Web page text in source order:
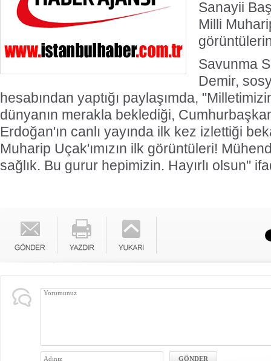
Sanayii
Milli
Savunma
Demir,
hesabından yaptığı paylaşımda,
dünyanın merakla beklediği,
Erdoğan'ın canlı yayında ilk kez izlettiği
Muharip Uçak'ımızın ilk görüntüleri!
sağlık. Bu gurur hepimizin. Hayırlı olsun"